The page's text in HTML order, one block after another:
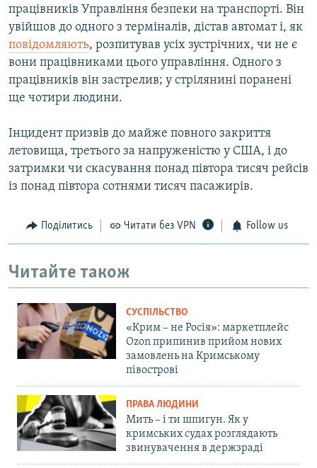
працівників Управління безпеки на транспорті. Він
увійшов до одного з терміналів, дістав автомат і, як
повідомляють, розпитував усіх зустрічних, чи не є
вони працівниками цього управління. Одного з
працівників він застрелив; у стрілянині поранені
ще чотири людини.
Інцидент призвів до майже повного закриття
летовища, третього за напруженістю у США, і до
затримки чи скасування понад півтора тисяч рейсів
із понад півтора сотнями тисяч пасажирів.
Поділитись Читати без VPN Follow us
Читайте також
СУСПІЛЬСТВО
«Крим – не Росія»: маркетплейс
Ozon припинив прийом нових
замовлень на Кримському
півострові
ПРАВА ЛЮДИНИ
Мить – і ти шпигун. Як у
кримських судах розглядають
звинувачення в держзраді